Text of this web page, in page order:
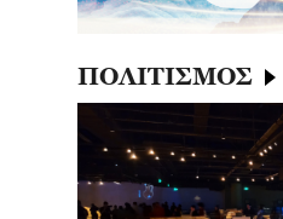
ΠΟΛΙΤΙΣΜΟΣ